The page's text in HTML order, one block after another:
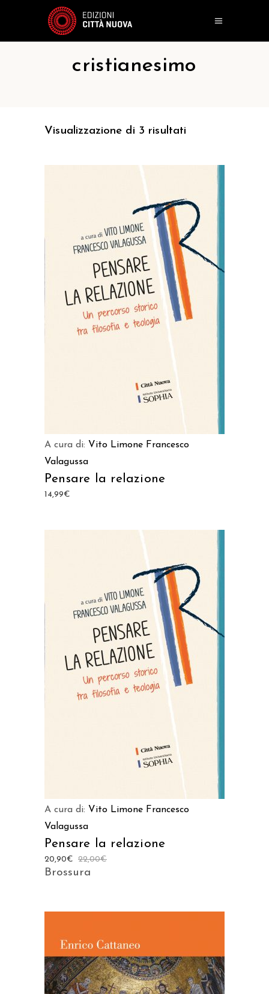
cristianesimo
Visualizzazione di 3 risultati
AGGIUNGI AL CARRELLO
A cura di: Vito Limone Francesco
Valagussa
Pensare la relazione
14,99€
Prodotto acquistabile sui
seguenti store
ACQUISTA SU AMAZON
ACQUISTA SU IBS
A cura di: Vito Limone Francesco
Valagussa
Pensare la relazione
22,00€
20,90€
Brossura